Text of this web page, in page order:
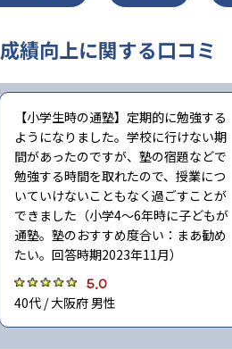
成績向上に関する口コミ
【小学生時の通塾】定期的に勉強する
ようになりました。学校に行けない期
間があったのですが、塾の宿題などで
勉強する時間を取れたので、授業につ
いていけないこともなく過ごすことが
できました（小学4〜6年時に子どもが
通塾。塾のおすすめ度合い：まあ勧め
たい。回答時期2023年11月）
5.0
40代 / 大阪府 男性